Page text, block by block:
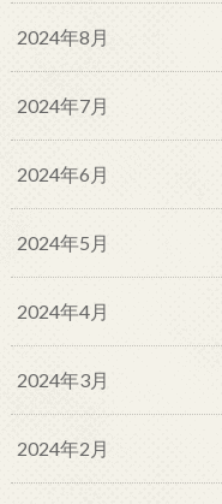
2024年8月
2024年7月
2024年6月
2024年5月
2024年4月
2024年3月
2024年2月